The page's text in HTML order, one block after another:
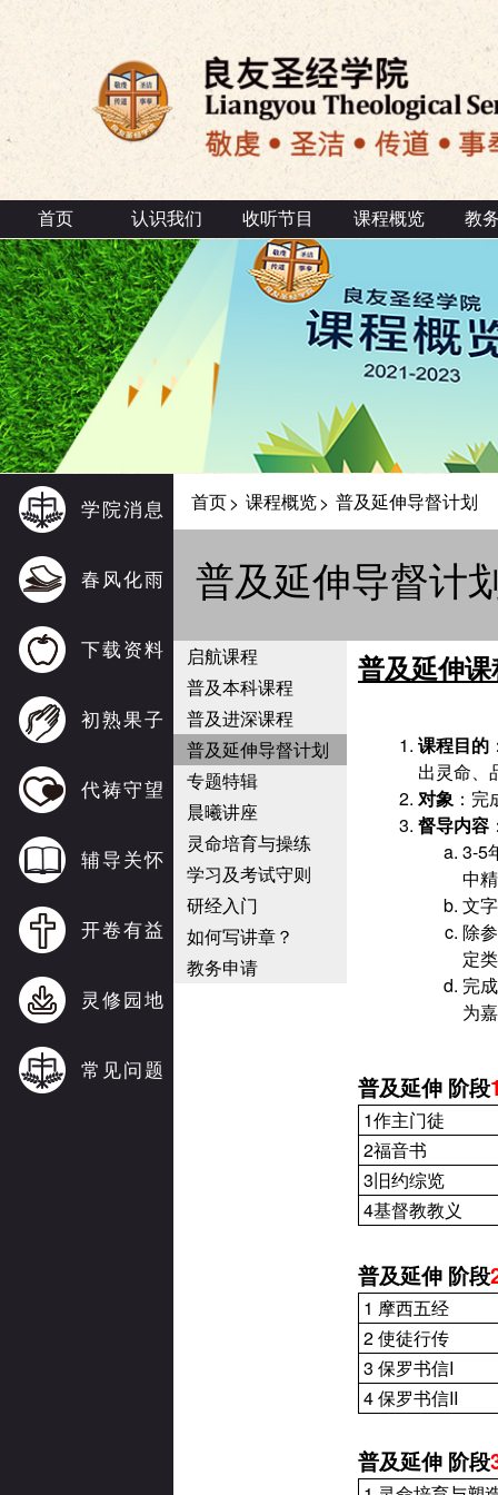
首页 认识我们 收听节目 课程概览 教
学院消息
春风化雨
下载资料
初熟果子
代祷守望
辅导关怀
开卷有益
灵修园地
常见问题
首页> 课程概览> 普及延伸导督计划
普及延伸导督计
启航课程
普及本科课程
普及进深课程
普及延伸导督计划
专题特辑
晨曦讲座
灵命培育与操练
学习及考试守则
研经入门
如何写讲章？
教务申请
普及延伸
课程目的
出灵命、
对象 ：
督导内容
3-5
中
文
除
定
完
为
普及延伸 阶段
1作主门徒
2福音书
3旧约综览
4基督教教义
普及延伸 阶段
1 摩西五经
2使徒行传
3 保罗书信I
4保罗书信II
普及延伸 阶段